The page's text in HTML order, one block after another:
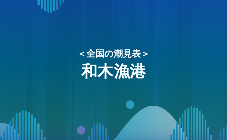
＜全国の潮見表＞
和木漁港